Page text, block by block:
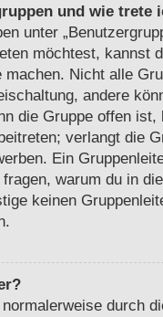
und wie trete
unter
möchtest, kannst
Nicht alle
andere
die Gruppe offen
verlangt die
Ein
warum du in
keinen
durch